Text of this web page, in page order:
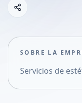
Compartir empresa
Compartir en X
SOBRE LA
Servicios de